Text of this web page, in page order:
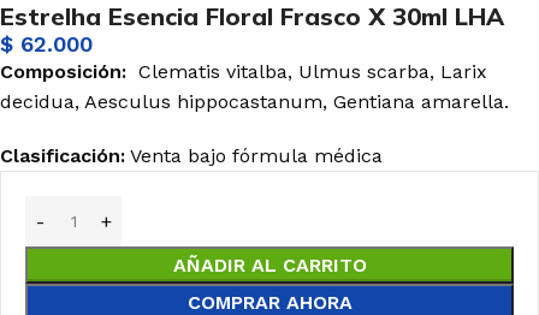
Estrelha Esencia Floral Frasco X 30ml LHA
$ 62.000
Composición: Clematis vitalba, Ulmus scarba, Larix
decidua, Aesculus hippocastanum, Gentiana amarella.
Clasificación: Venta bajo fórmula médica
AÑADIR AL CARRITO
COMPRAR AHORA